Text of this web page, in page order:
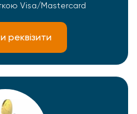
Visa/Mastercard
реквізити